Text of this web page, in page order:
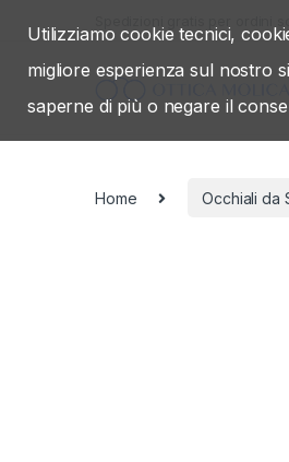
Home Occhiali da
Utilizziamo cookie tecnici,
migliore esperienza sul nostro
saperne di più o negare il